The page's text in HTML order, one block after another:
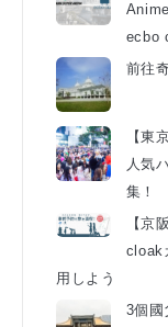
ecbo
前往
【東
人気
集！
【京
cloak
用しよう
3個國